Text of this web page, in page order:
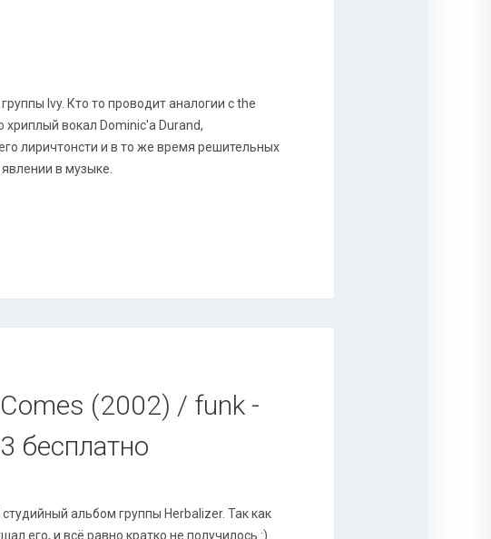
Ivy. Кто то проводит аналогии с the
хриплый вокал Dominic'a Durand,
лиричтонсти и в то же время решительных
в музыке.
(2002) / funk -
бесплатно
альбом группы Herbalizer. Так как
его, и всё равно кратко не получилось :)